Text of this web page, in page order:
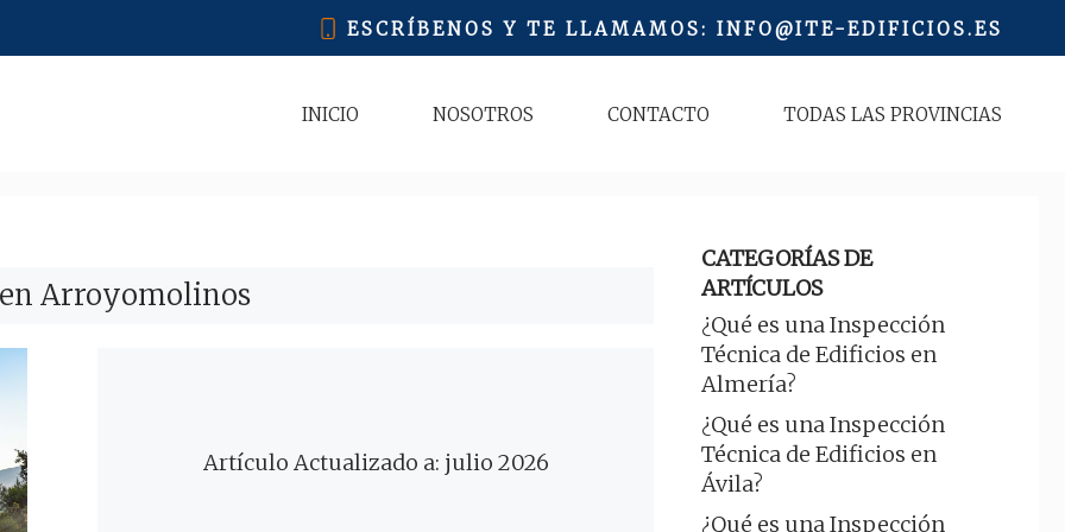
ESCRÍBENOS Y TE LLAMAMOS: INFO@ITE-EDIFICIOS.ES
INICIO NOSOTROS CONTACTO TODAS LAS PROVINCIAS
Arroyomolinos
Artículo Actualizado a: julio 2026
CATEGORÍAS DE
ARTÍCULOS
¿Qué es una Inspección
Técnica de Edificios en
Almería?
¿Qué es una Inspección
Técnica de Edificios en
Ávila?
¿Qué es una Inspección